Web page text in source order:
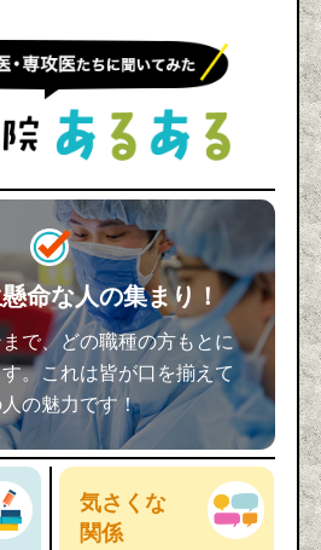
命な人の集まり！
で、どの職種の方もとに
。これは皆が口を揃えて
の魅力です！
気さくな
関係